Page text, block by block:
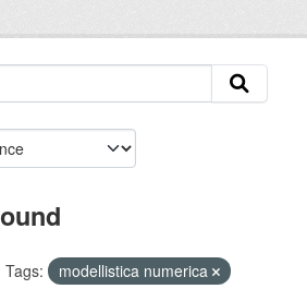
Tags:
modellistica numerica